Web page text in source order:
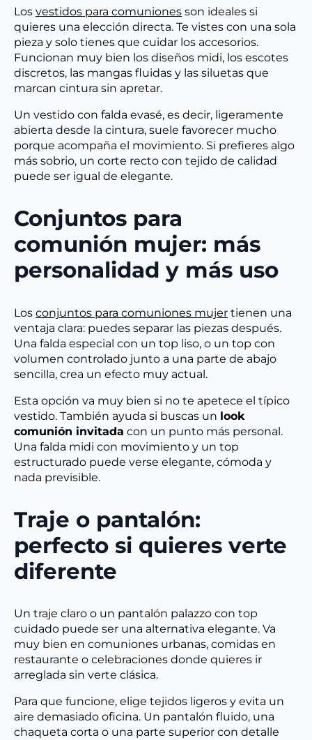
Los vestidos para comuniones son ideales si
quieres una elección directa. Te vistes con una sola
pieza y solo tienes que cuidar los accesorios.
Funcionan muy bien los diseños midi, los escotes
discretos, las mangas fluidas y las siluetas que
marcan cintura sin apretar.
Un vestido con falda evasé, es decir, ligeramente
abierta desde la cintura, suele favorecer mucho
porque acompaña el movimiento. Si prefieres algo
más sobrio, un corte recto con tejido de calidad
puede ser igual de elegante.
Conjuntos para
comunión mujer: más
personalidad y más uso
Los conjuntos para comuniones mujer tienen una
ventaja clara: puedes separar las piezas después.
Una falda especial con un top liso, o un top con
volumen controlado junto a una parte de abajo
sencilla, crea un efecto muy actual.
Esta opción va muy bien si no te apetece el típico
vestido. También ayuda si buscas un look
comunión invitada con un punto más personal.
Una falda midi con movimiento y un top
estructurado puede verse elegante, cómoda y
nada previsible.
Traje o pantalón:
perfecto si quieres verte
diferente
Un traje claro o un pantalón palazzo con top
cuidado puede ser una alternativa elegante. Va
muy bien en comuniones urbanas, comidas en
restaurante o celebraciones donde quieres ir
arreglada sin verte clásica.
Para que funcione, elige tejidos ligeros y evita un
aire demasiado oficina. Un pantalón fluido, una
chaqueta corta o una parte superior con detalle